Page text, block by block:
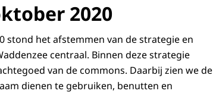
2020
stond het afstemmen van de strategie en
centraal. Binnen deze strategie
van de commons. Daarbij zien we de
dienen te gebruiken, benutten en